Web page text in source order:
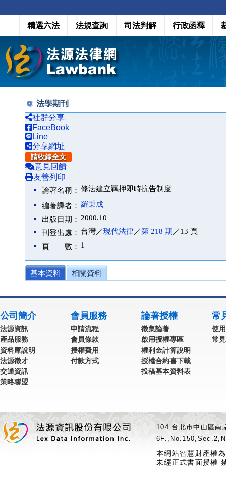
精選六法 法規查詢 司法判解 行政函釋
法學期刊
社群分享
FaceBook
Line
分享網址
請收錄全文
意見回饋
友善列印
論著名稱： 修法建立羈押即時抗告制度
編著譯者： 羅秉成
出版日期： 2000.10
刊登出處： 台灣／現代法律／第 218 期 ／13 頁
頁 數： 1
基本資料 相關資料
公司簡介
法源資訊
產品服務
資料庫說明
法源徵才
交通資訊
策略聯盟
會員服務
申請流程
會員條款
授權費用
付款方式
論著授權
徵集論著
啟用授權專區
權利金計算說明
授權合約書下載
投稿基本資料表
常
使
常
104 台北市中山區
本網站智慧財產權
未經正式書面授權